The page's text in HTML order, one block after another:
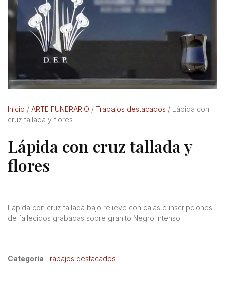
Inicio / ARTE FUNERARIO / Trabajos destacados / Lápida con
cruz tallada y flores
Lápida con cruz tallada y
flores
Lápida con cruz tallada bajo relieve con calas e inscripciones
de fallecidos grabadas sobre granito Negro Intenso.
Categoría Trabajos destacados